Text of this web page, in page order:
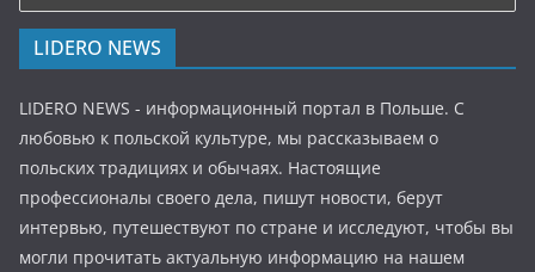
LIDERO NEWS
LIDERO NEWS - информационный портал в Польше. С
любовью к польской культуре, мы рассказываем о
польских традициях и обычаях. Настоящие
профессионалы своего дела, пишут новости, берут
интервью, путешествуют по стране и исследуют, чтобы вы
могли прочитать актуальную информацию на нашем